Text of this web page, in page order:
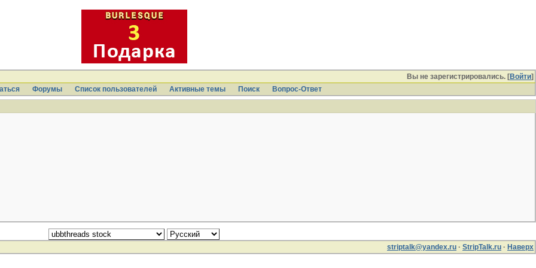
Вы не зарегистрировались. [Войти]
Форумы Список пользователей Активные темы Поиcк Вопрос-Ответ
striptalk@yandex.ru · StripTalk.ru · Наверх